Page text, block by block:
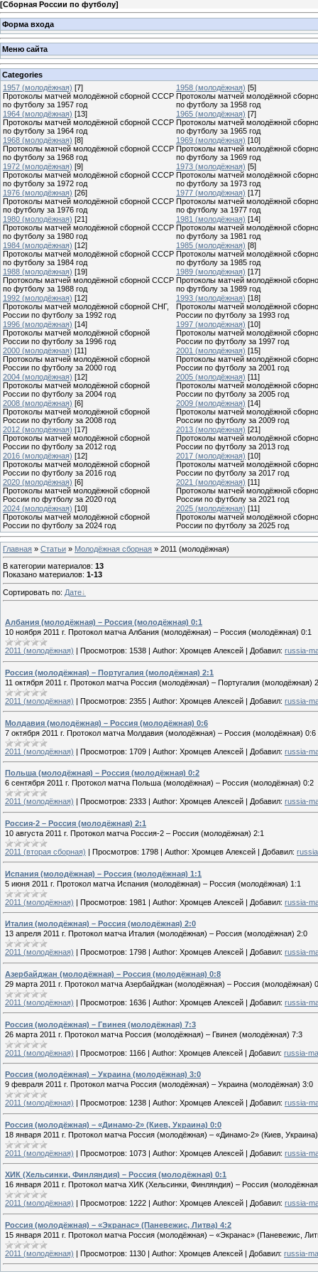
[Сборная России по футболу]
Форма входа
Меню сайта
Categories
1957 (молодёжная) [7]
Протоколы матчей молодёжной сборной СССР
по футболу за 1957 год
1958 (молодёжная) [5]
Протоколы матчей молодёжной
по футболу за 1958 год
1964 (молодёжная) [13]
Протоколы матчей молодёжной сборной СССР
по футболу за 1964 год
1965 (молодёжная) [7]
Протоколы матчей молодёжной
по футболу за 1965 год
1968 (молодёжная) [8]
Протоколы матчей молодёжной сборной СССР
по футболу за 1968 год
1969 (молодёжная) [10]
Протоколы матчей молодёжной
по футболу за 1969 год
1972 (молодёжная) [9]
Протоколы матчей молодёжной сборной СССР
по футболу за 1972 год
1973 (молодёжная) [5]
Протоколы матчей молодёжной
по футболу за 1973 год
1976 (молодёжная) [26]
Протоколы матчей молодёжной сборной СССР
по футболу за 1976 год
1977 (молодёжная) [17]
Протоколы матчей молодёжной
по футболу за 1977 год
1980 (молодёжная) [21]
Протоколы матчей молодёжной сборной СССР
по футболу за 1980 год
1981 (молодёжная) [14]
Протоколы матчей молодёжной
по футболу за 1981 год
1984 (молодёжная) [12]
Протоколы матчей молодёжной сборной СССР
по футболу за 1984 год
1985 (молодёжная) [8]
Протоколы матчей молодёжной
по футболу за 1985 год
1988 (молодёжная) [19]
Протоколы матчей молодёжной сборной СССР
по футболу за 1988 год
1989 (молодёжная) [17]
Протоколы матчей молодёжной
по футболу за 1989 год
1992 (молодёжная) [12]
Протоколы матчей молодёжной сборной СНГ,
России по футболу за 1992 год
1993 (молодёжная) [18]
Протоколы матчей молодёжной
России по футболу за 1993 год
1996 (молодёжная) [14]
Протоколы матчей молодёжной сборной
России по футболу за 1996 год
1997 (молодёжная) [10]
Протоколы матчей молодёжной
России по футболу за 1997 год
2000 (молодёжная) [11]
Протоколы матчей молодёжной сборной
России по футболу за 2000 год
2001 (молодёжная) [15]
Протоколы матчей молодёжной
России по футболу за 2001 год
2004 (молодёжная) [12]
Протоколы матчей молодёжной сборной
России по футболу за 2004 год
2005 (молодёжная) [11]
Протоколы матчей молодёжной
России по футболу за 2005 год
2008 (молодёжная) [6]
Протоколы матчей молодёжной сборной
России по футболу за 2008 год
2009 (молодёжная) [14]
Протоколы матчей молодёжной
России по футболу за 2009 год
2012 (молодёжная) [17]
Протоколы матчей молодёжной сборной
России по футболу за 2012 год
2013 (молодёжная) [21]
Протоколы матчей молодёжной
России по футболу за 2013 год
2016 (молодёжная) [12]
Протоколы матчей молодёжной сборной
России по футболу за 2016 год
2017 (молодёжная) [10]
Протоколы матчей молодёжной
России по футболу за 2017 год
2020 (молодёжная) [6]
Протоколы матчей молодёжной сборной
России по футболу за 2020 год
2021 (молодёжная) [11]
Протоколы матчей молодёжной
России по футболу за 2021 год
2024 (молодёжная) [10]
Протоколы матчей молодёжной сборной
России по футболу за 2024 год
2025 (молодёжная) [11]
Протоколы матчей молодёжной
России по футболу за 2025 год
Главная » Статьи » Молодёжная сборная » 2011 (молодёжная)
В категории материалов: 13
Показано материалов: 1-13
Сортировать по: Дате
Албания (молодёжная) – Россия (молодёжная) 0:1
10 ноября 2011 г. Протокол матча Албания (молодёжная) – Россия (молодёжная) 0:1
2011 (молодёжная) Просмотров: 1538 Author: Хромцев Алексей Добавил: russia-
Россия (молодёжная) – Португалия (молодёжная) 2:1
11 октября 2011 г. Протокол матча Россия (молодёжная) – Португалия (молодёжная)
2011 (молодёжная) | Просмотров: 2355 | Author: Хромцев Алексей | Добавил: russia-
Молдавия (молодёжная) – Россия (молодёжная) 0:6
7 октября 2011 г. Протокол матча Молдавия (молодёжная) – Россия (молодёжная) 0:6
2011 (молодёжная) | Просмотров: 1709 | Author: Хромцев Алексей | Добавил: russia-
Польша (молодёжная) – Россия (молодёжная) 0:2
6 сентября 2011 г. Протокол матча Польша (молодёжная) – Россия (молодёжная) 0:2
2011 (молодёжная) Просмотров: 2333 Author: Хромцев Алексей Добавил: russia-
Россия-2 – Россия (молодёжная) 2:1
10 августа 2011 г. Протокол матча Россия-2 – Россия (молодёжная) 2:1
2011 (вторая сборная) | Просмотров: 1798 | Author: Хромцев Алексей | Добавил:
Испания (молодёжная) – Россия (молодёжная) 1:1
5 июня 2011 г. Протокол матча Испания (молодёжная) – Россия (молодёжная) 1:1
2011 (молодёжная) | Просмотров: 1981 | Author: Хромцев Алексей | Добавил: russia-
Италия (молодёжная) – Россия (молодёжная) 2:0
13 апреля 2011 г. Протокол матча Италия (молодёжная) – Россия (молодёжная) 2:0
2011 (молодёжная) Просмотров: 1798 Author: Хромцев Алексей Добавил: russia-
Азербайджан (молодёжная) – Россия (молодёжная) 0:8
29 марта 2011 г. Протокол матча Азербайджан (молодёжная) – Россия (молодёжная)
2011 (молодёжная) | Просмотров: 1636 | Author: Хромцев Алексей | Добавил: russia-
Россия (молодёжная) – Гвинея (молодёжная) 7:3
26 марта 2011 г. Протокол матча Россия (молодёжная) – Гвинея (молодёжная) 7:3
2011 (молодёжная) | Просмотров: 1166 | Author: Хромцев Алексей | Добавил: russia-
Россия (молодёжная) – Украина (молодёжная) 3:0
9 февраля 2011 г. Протокол матча Россия (молодёжная) – Украина (молодёжная) 3:0
2011 (молодёжная) | Просмотров: 1238 | Author: Хромцев Алексей | Добавил: russia-
Россия (молодёжная) – «Динамо-2» (Киев, Украина) 0:0
18 января 2011 г. Протокол матча Россия (молодёжная) – «Динамо-2» (Киев,
2011 (молодёжная) | Просмотров: 1073 | Author: Хромцев Алексей | Добавил: russia-
ХИК (Хельсинки, Финляндия) – Россия (молодёжная) 0:1
16 января 2011 г. Протокол матча ХИК (Хельсинки, Финляндия) – Россия
2011 (молодёжная) Просмотров: 1222 Author: Хромцев Алексей Добавил: russia-
Россия (молодёжная) – «Экранас» (Паневежис, Литва) 4:2
15 января 2011 г. Протокол матча Россия (молодёжная) – «Экранас» (Паневежис,
2011 (молодёжная) | Просмотров: 1130 | Author: Хромцев Алексей | Добавил: russia-